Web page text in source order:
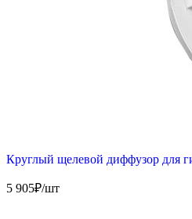
Круглый щелевой диффузор для
5 905₽/шт